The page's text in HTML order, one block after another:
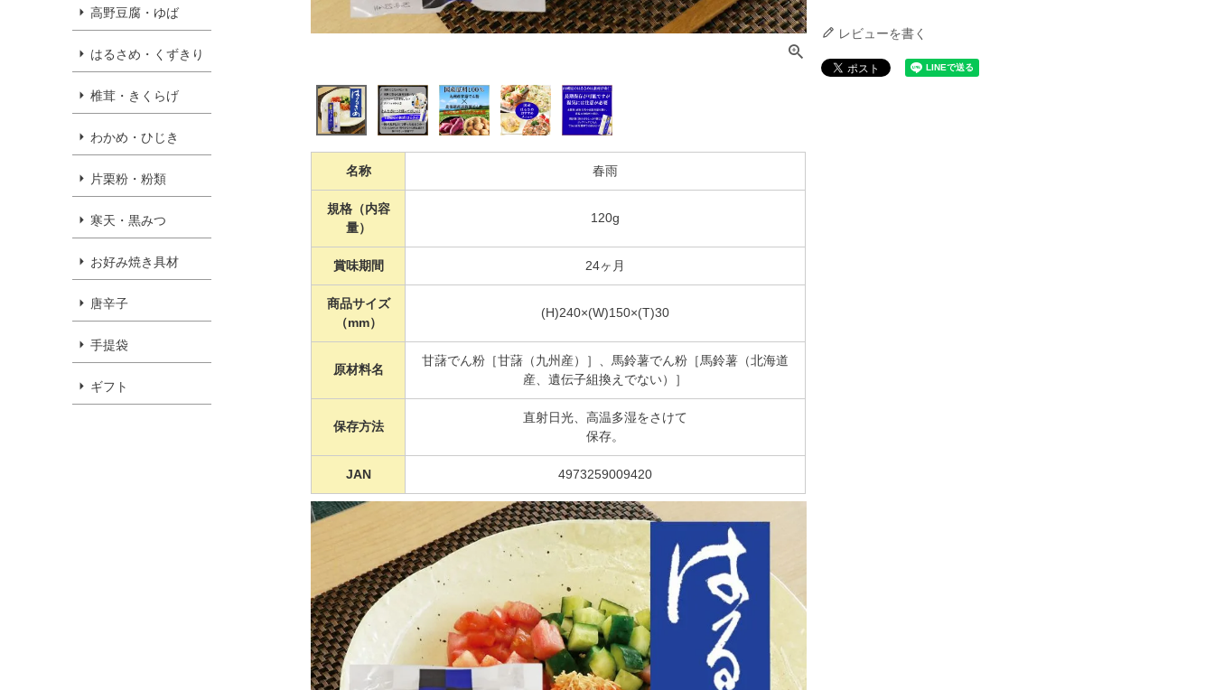
高野豆腐・ゆば
はるさめ・くずきり
椎茸・きくらげ
わかめ・ひじき
片栗粉・粉類
寒天・黒みつ
お好み焼き具材
唐辛子
手提袋
ギフト
名称 春雨
規格（内容
量）
120g
賞味期間 24ヶ月
商品サイズ
（mm）
(H)240×(W)150×(T)30
原材料名
甘藷でん粉［甘藷（九州産）］、馬鈴薯でん粉［馬鈴薯（北海道
産、遺伝子組換えでない）］
保存方法
直射日光、高温多湿をさけて
保存。
JAN 4973259009420
レビューを書く